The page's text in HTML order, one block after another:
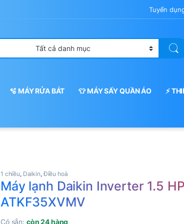
Tuyển
🫧 MÁY RỬA BÁT 👕 MÁY SẤY QUẦN ÁO ⚡
1 chiều, Daikin,Điều hoà
Máy lạnh Daikin Inverter 1.5 HP
ATKF35XVMV
Có sẵn: còn 24 hàng